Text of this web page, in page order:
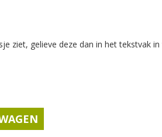
ziet, gelieve deze dan in het tekstvak in